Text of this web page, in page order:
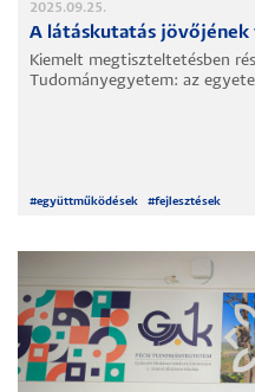
2025.09.25.
A látáskutatás
Kiemelt megtiszteltetésben
Tudományegyetem: az
#együttműködések #fejlesztések